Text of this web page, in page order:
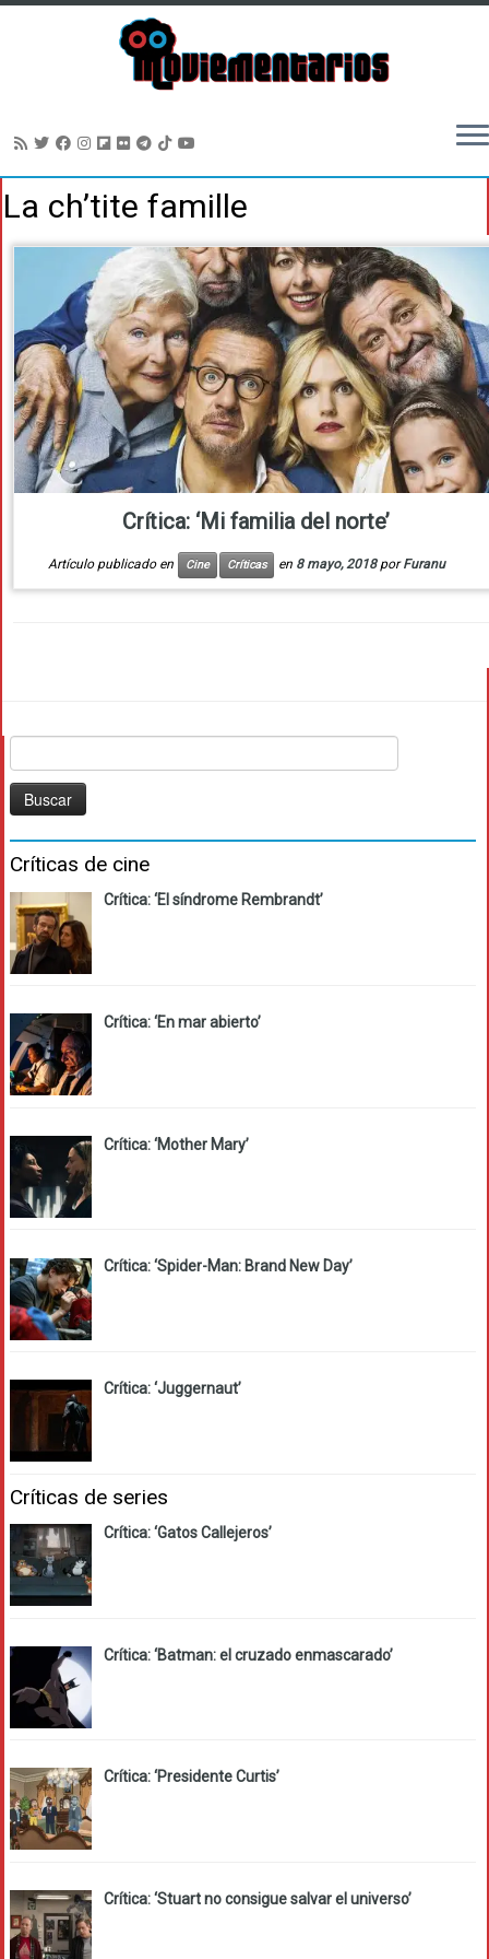
alLa ch’tite famille
Crítica: ‘Mi familia del norte’
Artículo publicado en Cine Críticas en 8 mayo, 2018 porFuranu
Críticas de cine
Crítica: ‘El síndrome Rembrandt’
Crítica: ‘En mar abierto’
Crítica: ‘Mother Mary’
Crítica: ‘Spider-Man: Brand New Day’
Crítica: ‘Juggernaut’
Críticas de series
Crítica: ‘Gatos Callejeros’
Crítica: ‘Batman: el cruzado enmascarado’
Crítica: ‘Presidente Curtis’
Crítica: ‘Stuart no consigue salvar el universo’